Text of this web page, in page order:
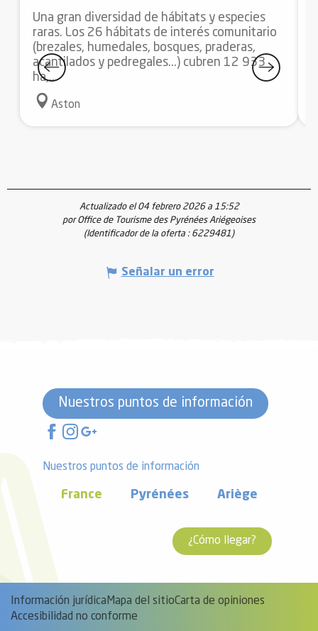
Una gran diversidad de hábitats y especies
raras. Los 26 hábitats de interés comunitario
(brezales, humedales, bosques, praderas,
acantilados y pedregales...) cubren 12 933
ha,...
Aston
Actualizado el 04 febrero 2026 a 15:52
por Office de Tourisme des Pyrénées Ariégeoises
(Identificador de la oferta : 6229481 )
Señalar un error
Nuestros puntos de información
Nuestros puntos de información
France Pyrénées Ariège
¿Cómo llegar?
Información jurídica Mapa del sitioCarta de opiniones
Accesibilidad no conforme